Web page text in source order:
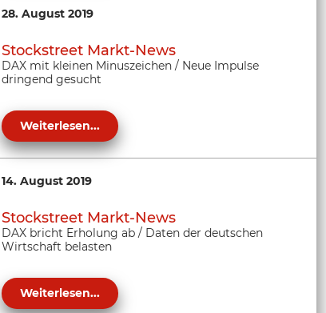
28. August 2019
Stockstreet Markt-News
DAX mit kleinen Minuszeichen / Neue Impulse
dringend gesucht
Weiterlesen...
14. August 2019
Stockstreet Markt-News
DAX bricht Erholung ab / Daten der deutschen
Wirtschaft belasten
Weiterlesen...